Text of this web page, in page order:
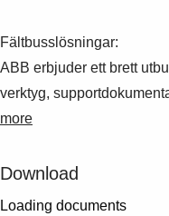
Fältbusslösningar:
ABB erbjuder ett brett
verktyg,
more
Download
Loading documents